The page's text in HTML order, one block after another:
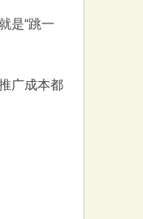
是“跳一
广成本都